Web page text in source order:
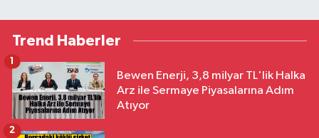
Trend Haberler
Bewen Enerji, 3,8 milyar TL'lik Halka
Arz ile Sermaye Piyasalarına Adım
Atıyor
1
2